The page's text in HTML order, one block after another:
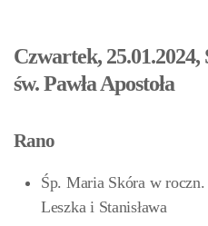
Czwartek,
św. Pawła Apostoła
Rano
Śp. Maria Skóra w
Leszka i Stanisława